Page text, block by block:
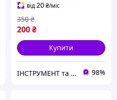
від20₴/міс
200₴
350 ₴
Купити
ІНСТРУМЕНТ та МЕТИЗИ 98%